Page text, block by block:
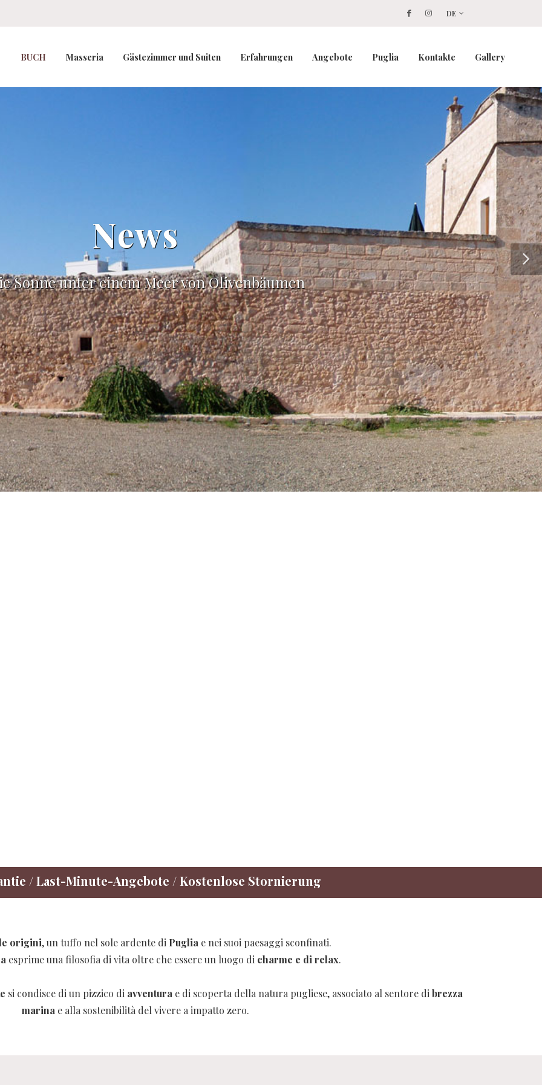
DE
BUCH Masseria Gästezimmer und Suiten Erfahrungen Angebote Puglia Kontakte Gallery
News
Sonne unter einem Meer von Olivenbäumen
/ Last-Minute-Angebote / Kostenlose Stornierung
origini, un tuffo nel sole ardente di Puglia e nei suoi paesaggi sconfinati.
esprime una filosofia di vita oltre che essere un luogo di charme e di relax.
si condisce di un pizzico di avventura e di scoperta della natura pugliese, associato al sentore di brezza
marina e alla sostenibilità del vivere a impatto zero.